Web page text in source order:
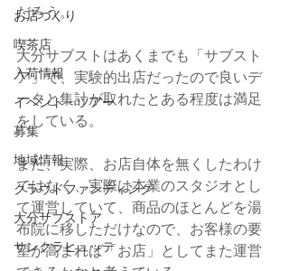
お店づくり
喫茶店
入荷情報
イベント・ツアー
募集
地域情報
クラウドファンディング
大分サブストア
サンクラヒュッテ
だろう。
大分サブストはあくまでも「サブスト
ア」で、実験的出店だったので良いデ
ータと集計が取れたとある程度は満足
をしている。
また、実際、お店自体を無くしたわけ
ではなく、実際は本業のスタジオとし
て運営していて、商品のほとんどを湯
布院に移しただけなので、お客様の要
望が高まれば「お店」としてまた運営